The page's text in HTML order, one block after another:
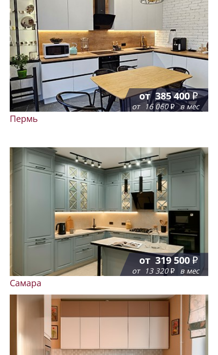
от 385 400
от 16 060 в мес
Пермь
от 319 500
от 13 320 в мес
Самара